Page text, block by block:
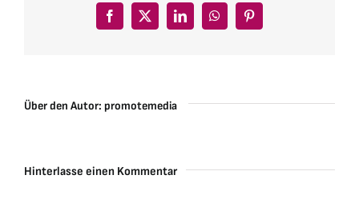
Facebook
X LinkedInWhatsAppPinterest
Über den Autor: promotemedia
Hinterlasse einen Kommentar